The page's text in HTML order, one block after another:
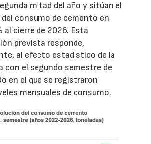
mitad del año y sitúan el
consumo de cemento en
al cierre de 2026. Esta
prevista responde,
al efecto estadístico de la
con el segundo semestre de
en el que se registraron
mensuales de consumo.